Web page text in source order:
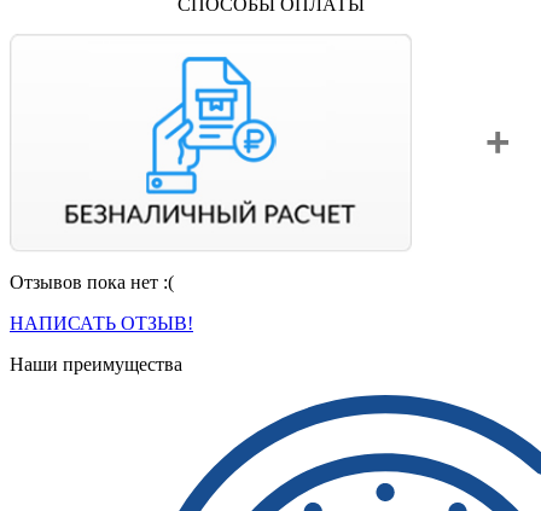
Вы можете оплатить свой заказ по безналичному расчету
счет на оплату.
Отзывов пока нет :(
НАПИСАТЬ ОТЗЫВ!
Наши преимущества